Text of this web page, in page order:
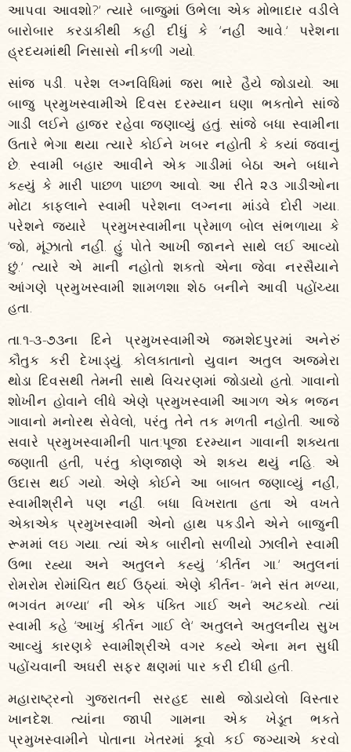
આપવા આવશો?‘ ત્યારે બાજુમાં ઉભેલા એક મોભાદાર વડીલે
બારોબાર કરડાકીથી કહી દીધું કે ‘નહીં આવે.‘ પરેશના
હ્રદયમાંથી નિસાસો નીકળી ગયો.
સાંજ પડી. પરેશ લગ્નવિધિમાં જરા ભારે હૈયે જોડાયો. આ
બાજુ પ્રમુખસ્વામીએ દિવસ દરમ્યાન ઘણા ભક્તોને સાંજે
ગાડી લઈને હાજર રહેવા જણાવ્યું હતું. સાંજે બધા સ્વામીના
ઉતારે ભેગા થયા ત્યારે કોઈને ખબર નહોતી કે ક્યાં જવાનું
છે. સ્વામી બહાર આવીને એક ગાડીમાં બેઠા અને બધાને
કહ્યું કે મારી પાછળ પાછળ આવો. આ રીતે ૨૩ ગાડીઓના
મોટા કાફલાને સ્વામી પરેશના લગ્નના માંડવે દોરી ગયા.
પરેશને જ્યારે પ્રમુખસ્વામીના પ્રેમાળ બોલ સંભળાયા કે
‘જો, મૂંઝાતો નહીં. હું પોતે આખી જાનને સાથે લઈ આવ્યો
છું.‘ ત્યારે એ માની નહોતો શકતો એના જેવા નરસૈયાને
આંગણે પ્રમુખસ્વામી શામળશા શેઠ બનીને આવી પહોંચ્યા
હતા.
તા.૧-૩-૭૩ના દિને પ્રમુખસ્વામીએ જમશેદપુરમાં અનેરું
કૌતુક કરી દેખાડ્યું. કોલકાતાનો યુવાન અતુલ અજમેરા
થોડા દિવસથી તેમની સાથે વિચરણમાં જોડાયો હતો. ગાવાનો
શોખીન હોવાને લીધે એણે પ્રમુખસ્વામી આગળ એક ભજન
ગાવાનો મનોરથ સેવેલો, પરંતુ તેને તક મળતી નહોતી. આજે
સવારે પ્રમુખસ્વામીની પાત:પૂજા દરમ્યાન ગાવાની શક્યતા
જણાતી હતી, પરંતુ કોણજાણે એ શક્ય થયું નહિ. એ
ઉદાસ થઈ ગયો. એણે કોઈને આ બાબત જણાવ્યું નહીં,
સ્વામીશ્રીને પણ નહીં. બધા વિખરાતા હતા એ વખતે
એકાએક પ્રમુખસ્વામી એનો હાથ પકડીને એને બાજુની
રૂમમાં લઇ ગયા. ત્યાં એક બારીનો સળીયો ઝાલીને સ્વામી
ઉભા રહ્યા અને અતુલને કહ્યું ‘કીર્તન ગા.‘ અતુલનાં
રોમરોમ રોમાંચિત થઈ ઉઠ્યાં. એણે કીર્તન- ‘મને સંત મળ્યા,
ભગવંત મળ્યા‘ ની એક પંક્તિ ગાઈ અને અટક્યો. ત્યાં
સ્વામી કહે ‘આખું કીર્તન ગાઈ લે‘ અતુલને અતુલનીય સુખ
આવ્યું કારણકે સ્વામીશ્રીએ વગર કહ્યે એના મન સુધી
પહોંચવાની અઘરી સફર ક્ષણમાં પાર કરી દીધી હતી.
મહારાષ્ટ્રનો ગુજરાતની સરહદ સાથે જોડાયેલો વિસ્તાર
ખાનદેશ. ત્યાંના જાપી ગામના એક ખેડૂત ભક્તે
પ્રમુખસ્વામીને પોતાના ખેતરમાં કૂવો કઈ જગ્યાએ કરવો